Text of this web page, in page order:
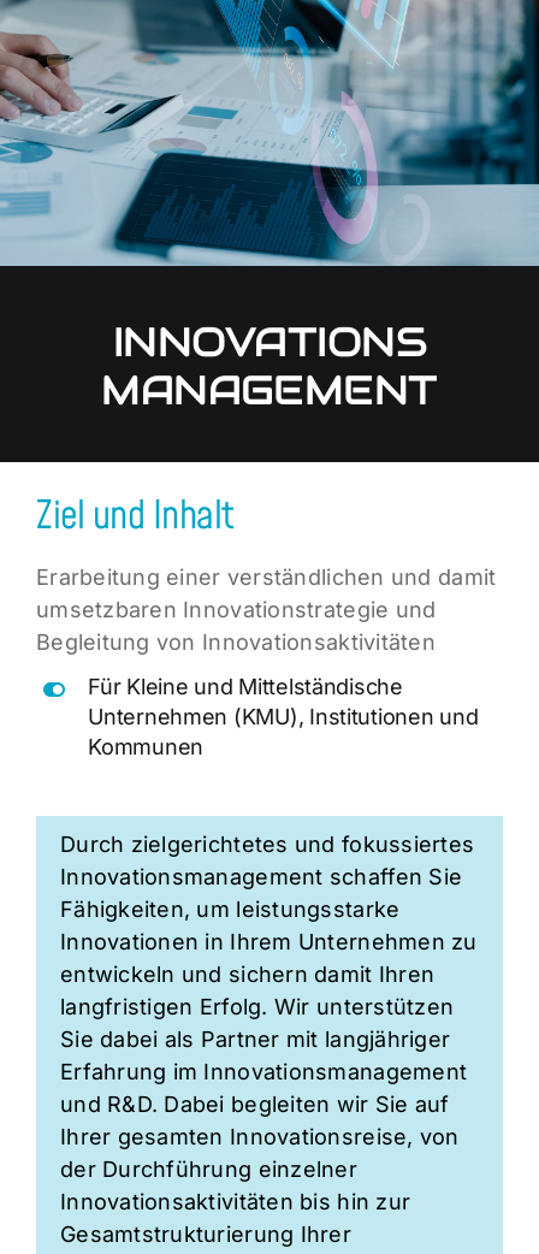
INNOVATIONS
MANAGEMENT
Ziel und Inhalt
Erarbeitung einer verständlichen und damit
umsetzbaren Innovationstrategie und
Begleitung von Innovationsaktivitäten
Für Kleine und Mittelständische
Unternehmen (KMU), Institutionen und
Kommunen
Durch zielgerichtetes und fokussiertes
Innovationsmanagement schaffen Sie
Fähigkeiten, um leistungsstarke
Innovationen in Ihrem Unternehmen zu
entwickeln und sichern damit Ihren
langfristigen Erfolg. Wir unterstützen
Sie dabei als Partner mit langjähriger
Erfahrung im Innovationsmanagement
und R&D. Dabei begleiten wir Sie auf
Ihrer gesamten Innovationsreise, von
der Durchführung einzelner
Innovationsaktivitäten bis hin zur
Gesamtstrukturierung Ihrer